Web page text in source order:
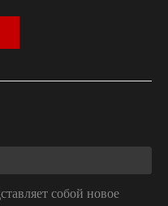
собой новое